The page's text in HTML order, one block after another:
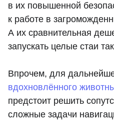
в их повышенной
к работе в
А их сравнительная
запускать целые стаи
Впрочем, для
вдохновлённого
предстоит решить
сложные задачи